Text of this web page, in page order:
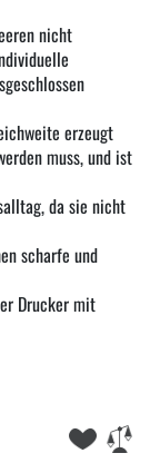
nicht
erzeugt
muss, und ist
da sie nicht
scharfe und
Drucker mit